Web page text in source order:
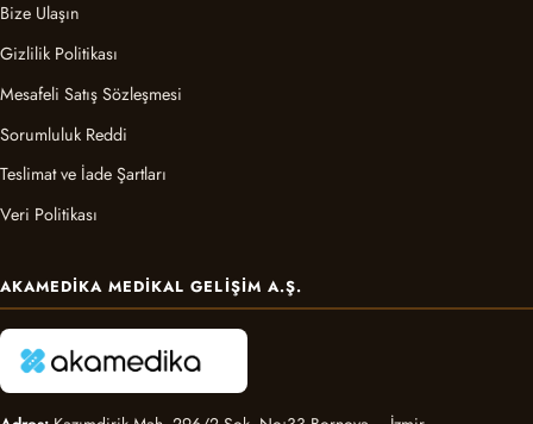
Bize Ulaşın
Gizlilik Politikası
Mesafeli Satış Sözleşmesi
Sorumluluk Reddi
Teslimat ve İade Şartları
Veri Politikası
AKAMEDIKA MEDIKAL GELIŞIM A.Ş.